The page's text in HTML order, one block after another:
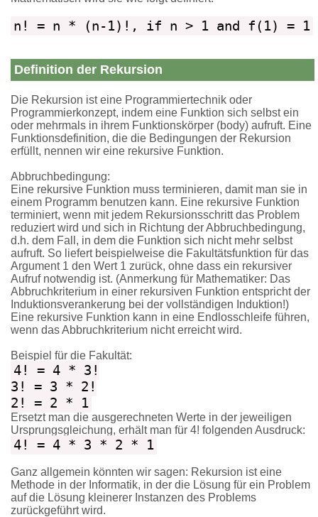
n! = n * (n-1)!, if n > 1 and f(1) = 1
Definition der Rekursion
Die Rekursion ist eine Programmiertechnik oder
Programmierkonzept, indem eine Funktion sich selbst ein
oder mehrmals in ihrem Funktionskörper (body) aufruft. Eine
Funktionsdefinition, die die Bedingungen der Rekursion
erfüllt, nennen wir eine rekursive Funktion.
Abbruchbedingung:
Eine rekursive Funktion muss terminieren, damit man sie in
einem Programm benutzen kann. Eine rekursive Funktion
terminiert, wenn mit jedem Rekursionsschritt das Problem
reduziert wird und sich in Richtung der Abbruchbedingung,
d.h. dem Fall, in dem die Funktion sich nicht mehr selbst
aufruft. So liefert beispielweise die Fakultätsfunktion für das
Argument 1 den Wert 1 zurück, ohne dass ein rekursiver
Aufruf notwendig ist. (Anmerkung für Mathematiker: Das
Abbruchkriterium in einer rekursiven Funktion entspricht der
Induktionsverankerung bei der vollständigen Induktion!)
Eine rekursive Funktion kann in eine Endlosschleife führen,
wenn das Abbruchkriterium nicht erreicht wird.
Beispiel für die Fakultät:
4! = 4 * 3!
3! = 3 * 2!
2! = 2 * 1
Ersetzt man die ausgerechneten Werte in der jeweiligen
Ursprungsgleichung, erhält man für 4! folgenden Ausdruck:
4! = 4 * 3 * 2 * 1
Ganz allgemein könnten wir sagen: Rekursion ist eine
Methode in der Informatik, in der die Lösung für ein Problem
auf die Lösung kleinerer Instanzen des Problems
zurückgeführt wird.